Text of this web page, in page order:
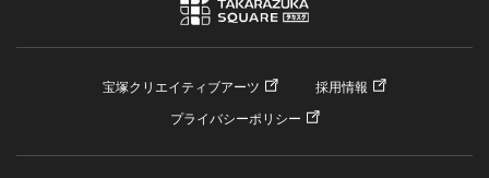
宝塚クリエイティブアーツ
採用情報
プライバシーポリシー